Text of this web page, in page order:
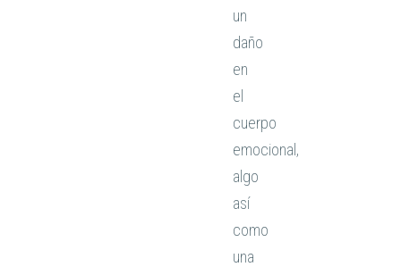
un
daño
en
el
cuerpo
emocional,
algo
así
como
una